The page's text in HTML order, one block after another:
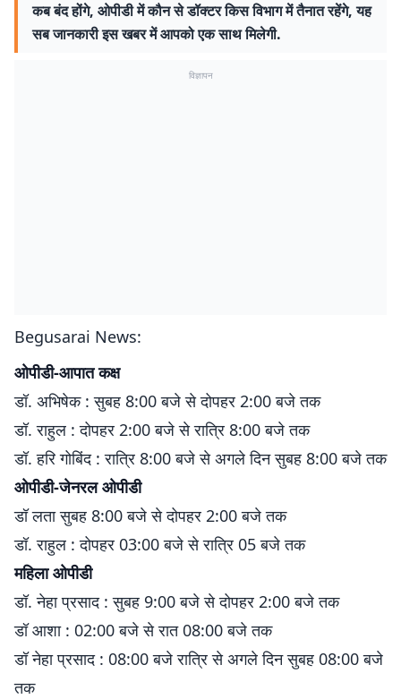
कब बंद होंगे, ओपीडी में कौन से डॉक्टर किस विभाग में तैनात रहेंगे, यह
सब जानकारी इस खबर में आपको एक साथ मिलेगी.
विज्ञापन
Begusarai News:
ओपीडी-आपात कक्ष
डॉ. अभिषेक : सुबह 8:00 बजे से दोपहर 2:00 बजे तक
डॉ. राहुल : दोपहर 2:00 बजे से रात्रि 8:00 बजे तक
डॉ. हरि गोबिंद : रात्रि 8:00 बजे से अगले दिन सुबह 8:00 बजे तक
ओपीडी-जेनरल ओपीडी
डॉ लता सुबह 8:00 बजे से दोपहर 2:00 बजे तक
डॉ. राहुल : दोपहर 03:00 बजे से रात्रि 05 बजे तक
महिला ओपीडी
डॉ. नेहा प्रसाद : सुबह 9:00 बजे से दोपहर 2:00 बजे तक
डॉ आशा : 02:00 बजे से रात 08:00 बजे तक
डॉ नेहा प्रसाद : 08:00 बजे रात्रि से अगले दिन सुबह 08:00 बजे
तक